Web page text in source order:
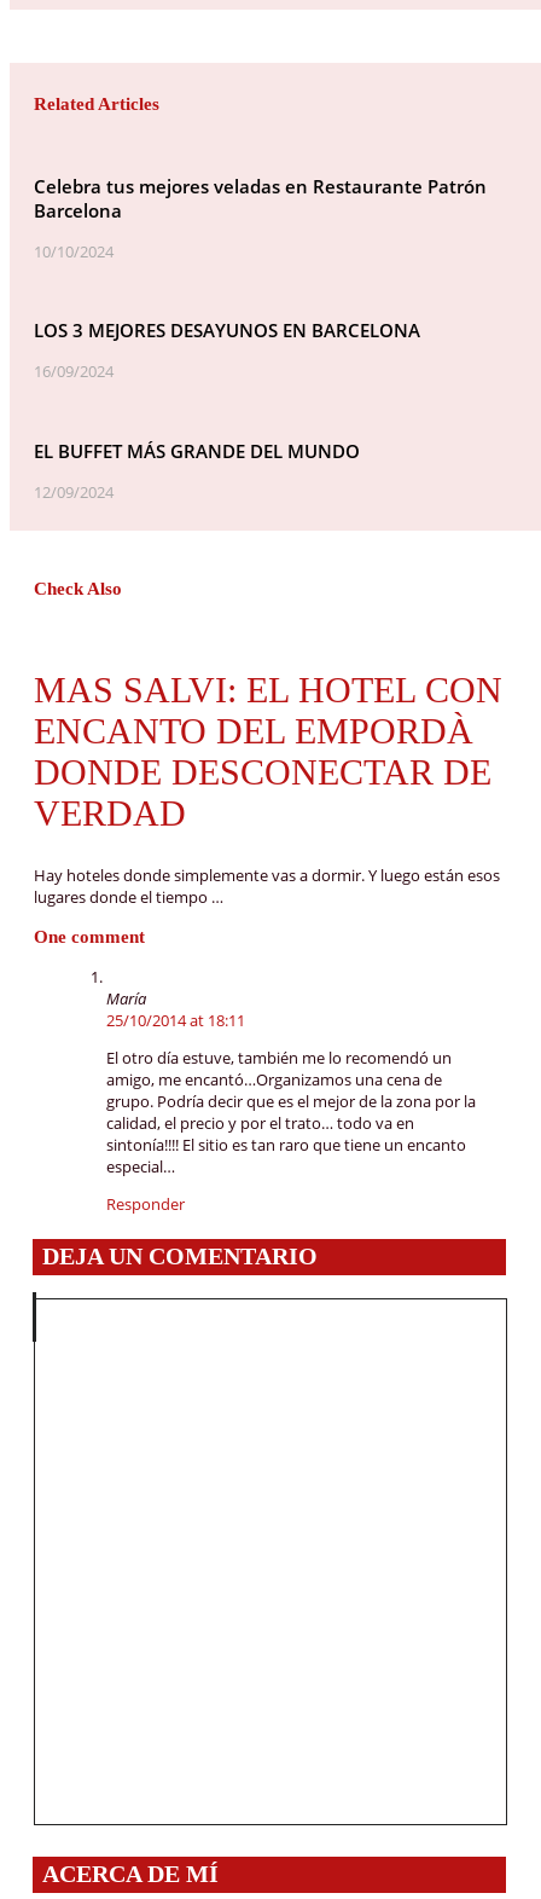
Related Articles
Celebra tus mejores veladas en Restaurante Patrón
Barcelona
10/10/2024
LOS 3 MEJORES DESAYUNOS EN BARCELONA
16/09/2024
EL BUFFET MÁS GRANDE DEL MUNDO
12/09/2024
Check Also
MAS SALVI: EL HOTEL CON
ENCANTO DEL EMPORDÀ
DONDE DESCONECTAR DE
VERDAD
Hay hoteles donde simplemente vas a dormir. Y luego están esos
lugares donde el tiempo …
One comment
María
25/10/2014 at 18:11
El otro día estuve, también me lo recomendó un
amigo, me encantó…Organizamos una cena de
grupo. Podría decir que es el mejor de la zona por la
calidad, el precio y por el trato… todo va en
sintonía!!!! El sitio es tan raro que tiene un encanto
especial…
Responder
DEJA UN COMENTARIO
ACERCA DE MÍ